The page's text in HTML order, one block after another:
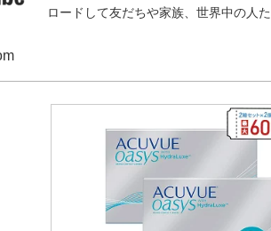
ロードして友だちや家族、世界中の人